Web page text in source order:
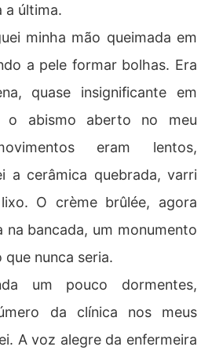
a última.
minha mão queimada em
a pele formar bolhas. Era
quase insignificante em
o abismo aberto no meu
eram lentos,
a cerâmica quebrada, varri
O crème brûlée, agora
na bancada, um monumento
nunca seria.
um pouco dormentes,
da clínica nos meus
A voz alegre da enfermeira